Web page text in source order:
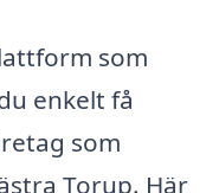
som
enkelt få
som
Torup. Här